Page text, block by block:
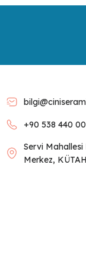
Ürün
+90 538 440
Servi
Merkez,